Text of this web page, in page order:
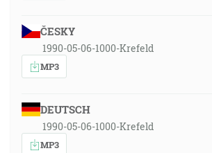
ČESKY
1990-05-06-1000-Krefeld
MP3
DEUTSCH
1990-05-06-1000-Krefeld
MP3